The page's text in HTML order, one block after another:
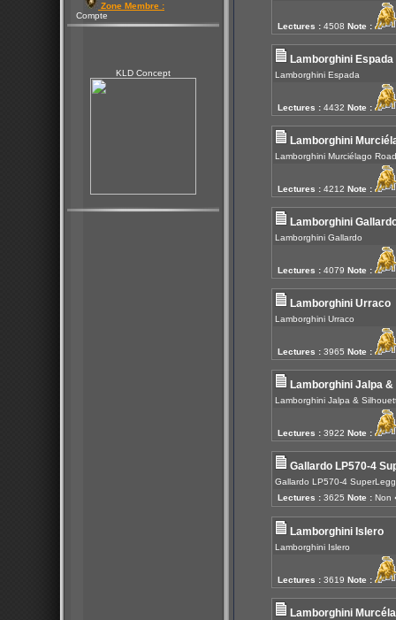
Zone Membre :
Compte
KLD Concept
Lectures : 4508 Note :
Lamborghini Espada
Lamborghini Espada
Lectures : 4432 Note :
Lamborghini
Lamborghini Murciélago
Lectures : 4212 Note :
Lamborghini
Lamborghini Gallardo
Lectures : 4079 Note :
Lamborghini Urraco
Lamborghini Urraco
Lectures : 3965 Note :
Lamborghini Jalpa
Lamborghini Jalpa &
Lectures : 3922 Note :
Gallardo LP570-4
Gallardo LP570-4
Lectures : 3625 Note :
Lamborghini Islero
Lamborghini Islero
Lectures : 3619 Note :
Lamborghini